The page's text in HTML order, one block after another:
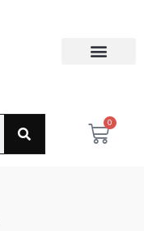
0
Cart